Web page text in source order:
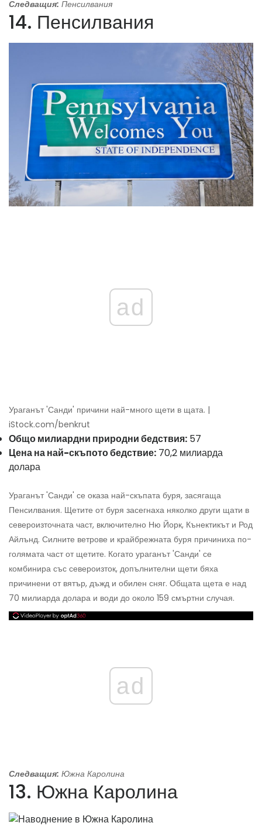
Следващия: Пенсилвания
14. Пенсилвания
ad
Ураганът 'Санди' причини най-много щети в щата. |
iStock.com/benkrut
Общо милиардни природни бедствия: 57
Цена на най-скъпото бедствие: 70,2 милиарда
долара
Ураганът 'Санди' се оказа най-скъпата буря, засягаща
Пенсилвания. Щетите от буря засегнаха няколко други щати в
североизточната част, включително Ню Йорк, Кънектикът и Род
Айлънд. Силните ветрове и крайбрежната буря причиниха по-
голямата част от щетите. Когато ураганът 'Санди' се
комбинира със североизток, допълнителни щети бяха
причинени от вятър, дъжд и обилен сняг. Общата щета е над
70 милиарда долара и води до около 159 смъртни случая.
ad
Следващия: Южна Каролина
13. Южна Каролина